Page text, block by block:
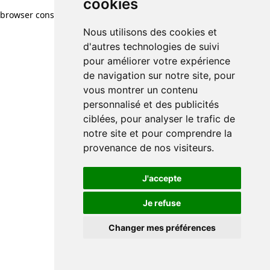
cookies
Nous utilisons des cookies et
d'autres technologies de suivi
pour améliorer votre expérience
de navigation sur notre site, pour
vous montrer un contenu
personnalisé et des publicités
ciblées, pour analyser le trafic de
notre site et pour comprendre la
provenance de nos visiteurs.
J'accepte
Je refuse
Changer mes préférences
browser console for more information)